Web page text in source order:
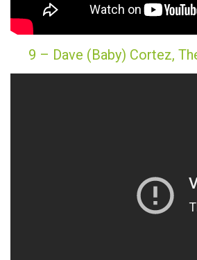
9 – Dave (Baby) Cortez,